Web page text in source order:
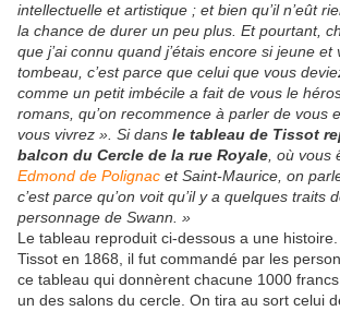
intellectuelle et artistique ; et bien qu’il n’eût
la chance de durer un peu plus. Et pourtant,
que j’ai connu quand j’étais encore si jeune et
tombeau, c’est parce que celui que vous
comme un petit imbécile a fait de vous le
romans, qu’on recommence à parler de vous
vous vivrez ». Si dans le tableau de Tissot
balcon du Cercle de la rue Royale , où
Edmond de Polignac et Saint-Maurice, on
c’est parce qu’on voit qu’il y a quelques traits
personnage de Swann. »
Le tableau reproduit ci-dessous a une
Tissot en 1868, il fut commandé par les
ce tableau qui donnèrent chacune 1000
un des salons du cercle. On tira au sort celui